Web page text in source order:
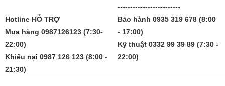
-------------------------
Hotline HỖ TRỢ
Mua hàng 0987126123 (7:30-
22:00)
Khiếu nại 0987 126 123 (8:00 -
21:30)
Bảo hành 0935 319 678 (8:00
- 17:00)
Kỹ thuật 0332 99 39 89 (7:30 -
22:00)